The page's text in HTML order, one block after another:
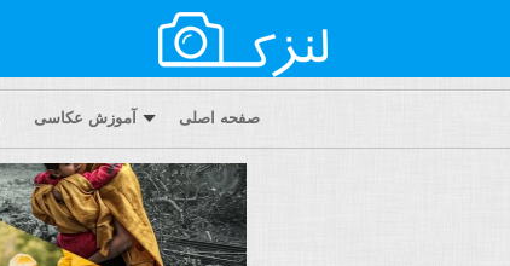
صفحه اصلی آموزش عکاسی